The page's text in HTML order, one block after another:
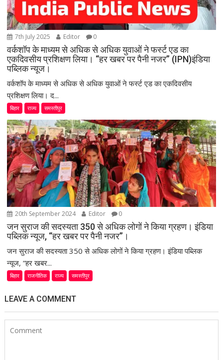
7th July 2025 Editor 0
वर्कशॉप के माध्यम से अधिक से अधिक युवाओं ने फर्स्ट एड का
एकदिवसीय प्रशिक्षण लिया। “हर खबर पर पैनी नजर” (IPN)इंडिया
पब्लिक न्यूज।
वर्कशॉप के माध्यम से अधिक से अधिक युवाओं ने फर्स्ट एड का एकदिवसीय
प्रशिक्षण लिया। द...
बिहार राज्य समस्तीपुर
20th September 2024 Editor 0
जन सुराज की सदस्यता 350 से अधिक लोगों ने किया ग्रहण। इंडिया
पब्लिक न्यूज, “हर खबर पर पैनी नजर”।
जन सुराज की सदस्यता 350 से अधिक लोगों ने किया ग्रहण। इंडिया पब्लिक
न्यूज, “हर खबर...
बिहार राजनीतिक राज्य समस्तीपुर
LEAVE A COMMENT